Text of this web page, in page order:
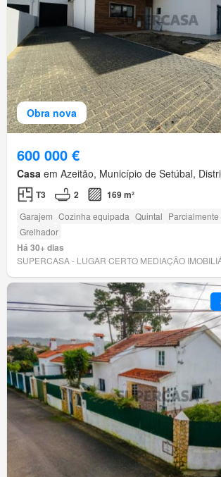
Obra nova
600 000 €
Casa em Azeitão, Município de Setúbal,
T3 2 169 m²
Garajem Cozinha equipada Quintal
Grelhador
Há 30+ dias
SUPERCASA - LUGAR CERTO MEDIAÇÃO